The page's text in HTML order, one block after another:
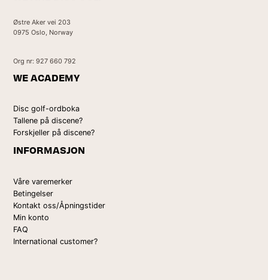
Østre Aker vei 203
0975 Oslo, Norway
Org nr: 927 660 792
WE ACADEMY
Disc golf-ordboka
Tallene på discene?
Forskjeller på discene?
INFORMASJON
Våre varemerker
Betingelser
Kontakt oss/Åpningstider
Min konto
FAQ
International customer?